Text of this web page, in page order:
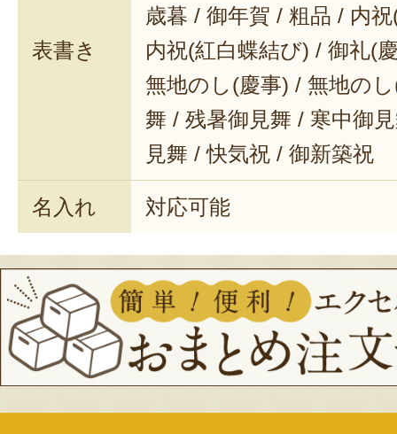
表書き
歳暮 / 御年賀 / 粗品 / 内
内祝(紅白蝶結び) / 御礼(
無地のし(慶事) / 無地の
舞 / 残暑御見舞 / 寒中御
見舞 / 快気祝 / 御新築祝
名入れ 対応可能